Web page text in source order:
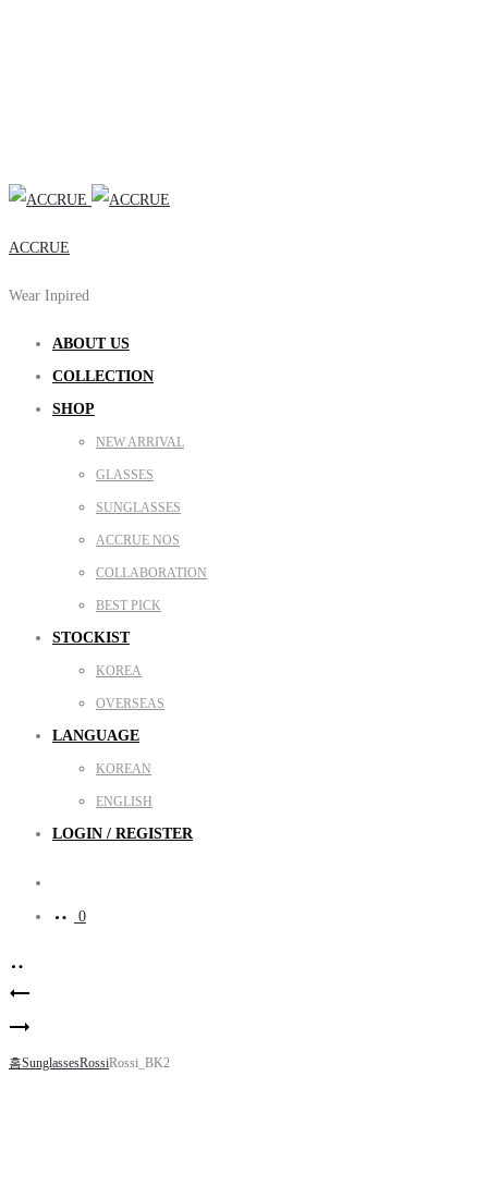
ACCRUE
Wear Inpired
ABOUT US
COLLECTION
SHOP
NEW ARRIVAL
GLASSES
SUNGLASSES
ACCRUE NOS
COLLABORATION
BEST PICK
STOCKIST
KOREA
OVERSEAS
LANGUAGE
KOREAN
ENGLISH
LOGIN / REGISTER
0
Product
navigation
Zhivago_ATRG
홈SunglassesRossiRossi_BK2